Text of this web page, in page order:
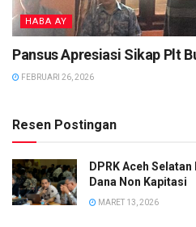
HABA AY
Pansus Apresiasi Sikap Plt
FEBRUARI 26, 2026
Resen Postingan
DPRK Aceh
Dana Non Kapitasi
MARET 13, 2026